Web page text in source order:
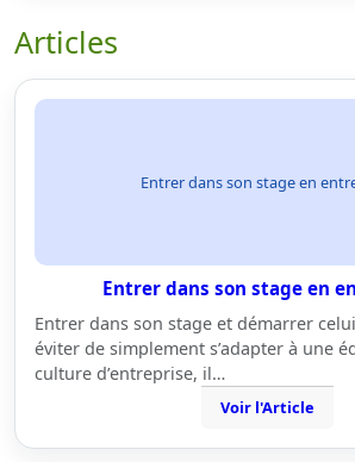
Articles
Entrer dans son stage en
Entrer dans son stage en
Entrer dans son stage et démarrer
éviter de simplement s’adapter à une
culture d’entreprise, il…
Voir l'Article